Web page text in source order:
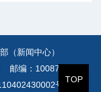
TOP
（新闻中心）
邮编：100875
号